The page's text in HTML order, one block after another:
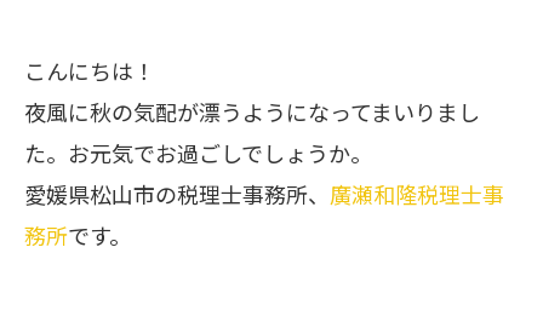
こんにちは！
夜風に秋の気配が漂うようになってまいりまし
た。お元気でお過ごしでしょうか。
愛媛県松山市の税理士事務所、 廣瀬和隆税理士事
務所です。